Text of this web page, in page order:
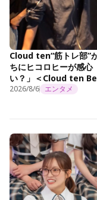
Cloud ten“筋トレ部”
ちにヒコロヒーが感心
い？」＜Cloud ten
2026/8/6 エンタメ